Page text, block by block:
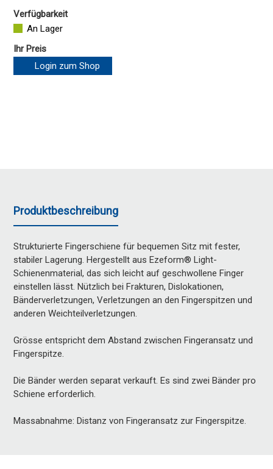
Verfügbarkeit
An Lager
Ihr Preis
Login zum Shop
Produktbeschreibung
Strukturierte Fingerschiene für bequemen Sitz mit fester,
stabiler Lagerung. Hergestellt aus Ezeform® Light-
Schienenmaterial, das sich leicht auf geschwollene Finger
einstellen lässt. Nützlich bei Frakturen, Dislokationen,
Bänderverletzungen, Verletzungen an den Fingerspitzen und
anderen Weichteilverletzungen.
Grösse entspricht dem Abstand zwischen Fingeransatz und
Fingerspitze.
Die Bänder werden separat verkauft. Es sind zwei Bänder pro
Schiene erforderlich.
Massabnahme: Distanz von Fingeransatz zur Fingerspitze.